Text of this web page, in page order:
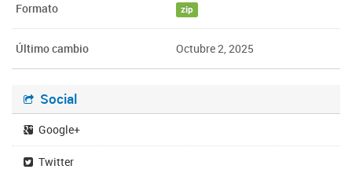
Formato zip
Último cambio Octubre 2, 2025
Social
Google+
Twitter